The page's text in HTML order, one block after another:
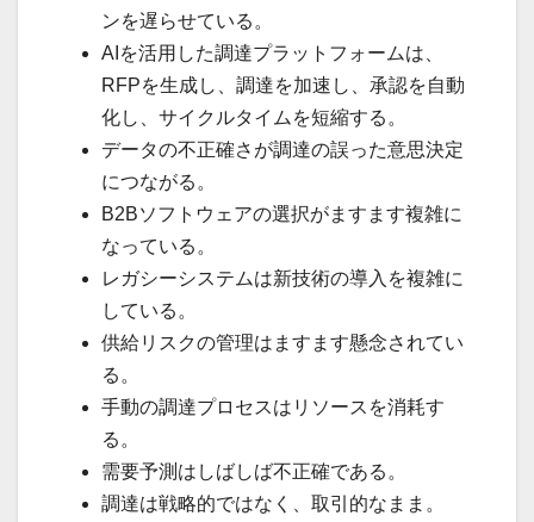
ンを遅らせている。
AIを活用した調達プラットフォームは、
RFPを生成し、調達を加速し、承認を自動
化し、サイクルタイムを短縮する。
データの不正確さが調達の誤った意思決定
につながる。
B2Bソフトウェアの選択がますます複雑に
なっている。
レガシーシステムは新技術の導入を複雑に
している。
供給リスクの管理はますます懸念されてい
る。
手動の調達プロセスはリソースを消耗す
る。
需要予測はしばしば不正確である。
調達は戦略的ではなく、取引的なまま。